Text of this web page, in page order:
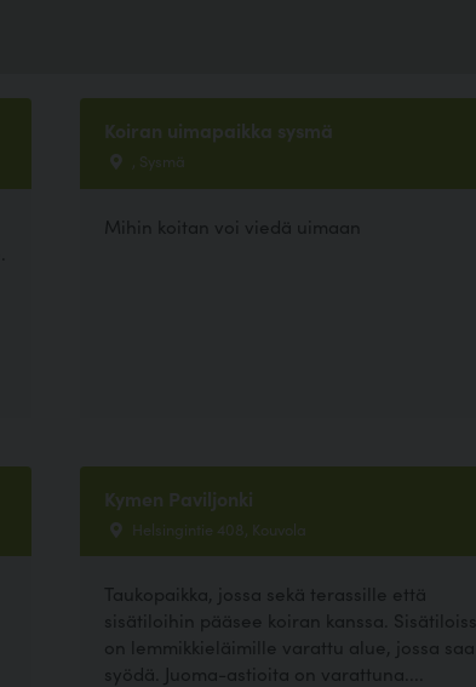
Koiran uimapaikka sysmä
, Sysmä
Mihin koitan voi viedä uimaan
Kymen Paviljonki
Helsingintie 408, Kouvola
Taukopaikka, jossa sekä terassille että
sisätiloihin pääsee koiran kanssa.
on lemmikkieläimille varattu alue, jossa saa
syödä. Juoma-astioita on varattuna....